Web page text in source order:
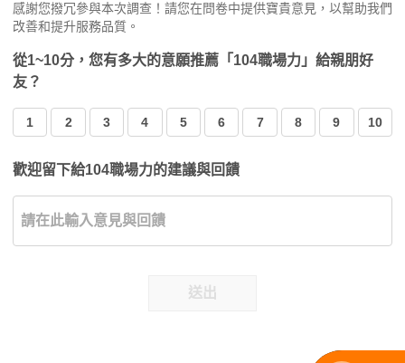
感謝您撥冗參與本次調查！請您在問卷中提供寶貴意見，以幫助我們
改善和提升服務品質。
從1~10分，您有多大的意願推薦「104職場力」給親朋好
友？
1 2 3 4 5 6 7 8 9 10
歡迎留下給104職場力的建議與回饋
送出